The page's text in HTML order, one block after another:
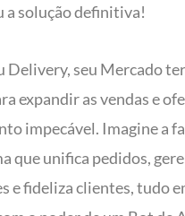
a solução definitiva!
Delivery, seu Mercado
expandir as vendas e
impecável. Imagine a
que unifica pedidos,
e fideliza clientes, tudo